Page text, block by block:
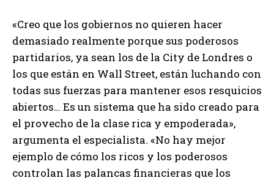
«Creo que los gobiernos no quieren hacer
demasiado realmente porque sus poderosos
partidarios, ya sean los de la City de Londres o
los que están en Wall Street, están luchando con
todas sus fuerzas para mantener esos resquicios
abiertos… Es un sistema que ha sido creado para
el provecho de la clase rica y empoderada»,
argumenta el especialista. «No hay mejor
ejemplo de cómo los ricos y los poderosos
controlan las palancas financieras que los